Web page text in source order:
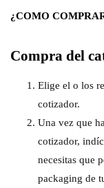
¿COMO
Compra del
Elige el o los
cotizador.
Una vez que
cotizador,
necesitas que
packaging de